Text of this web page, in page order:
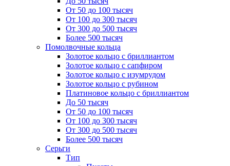
От 50 до 100 тысяч
От 100 до 300 тысяч
От 300 до 500 тысяч
Более 500 тысяч
Помолвочные кольца
Золотое кольцо с бриллиантом
Золотое кольцо с сапфиром
Золотое кольцо с изумрудом
Золотое кольцо с рубином
Платиновое кольцо с бриллиантом
До 50 тысяч
От 50 до 100 тысяч
От 100 до 300 тысяч
От 300 до 500 тысяч
Более 500 тысяч
Серьги
Тип